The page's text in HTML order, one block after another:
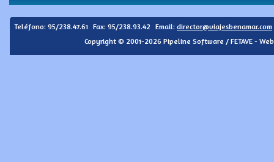
Teléfono: 95/238.47.61 Fax: 95/238.93.42 Email: director@viajesbenamar.com
Copyright © 2001-2026 Pipeline Software / FETAVE -